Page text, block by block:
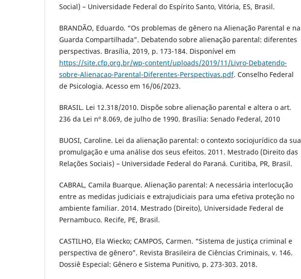
Social) – Universidade Federal do Espírito Santo, Vitória, ES, Brasil.
BRANDÃO, Eduardo. “Os problemas de gênero na Alienação Parental e na
Guarda Compartilhada”. Debatendo sobre alienação parental: diferentes
perspectivas. Brasília, 2019, p. 173-184. Disponível em
https://site.cfp.org.br/wp-content/uploads/2019/11/Livro-Debatendo-
sobre-Alienacao-Parental-Diferentes-Perspectivas.pdf. Conselho Federal
de Psicologia. Acesso em 16/06/2023.
BRASIL. Lei 12.318/2010. Dispõe sobre alienação parental e altera o art.
236 da Lei nº 8.069, de julho de 1990. Brasília: Senado Federal, 2010
BUOSI, Caroline. Lei da alienação parental: o contexto sociojurídico da sua
promulgação e uma análise dos seus efeitos. 2011. Mestrado (Direito das
Relações Sociais) – Universidade Federal do Paraná. Curitiba, PR, Brasil.
CABRAL, Camila Buarque. Alienação parental: A necessária interlocução
entre as medidas judiciais e extrajudiciais para uma efetiva proteção no
ambiente familiar. 2014. Mestrado (Direito), Universidade Federal de
Pernambuco. Recife, PE, Brasil.
CASTILHO, Ela Wiecko; CAMPOS, Carmen. “Sistema de justiça criminal e
perspectiva de gênero”. Revista Brasileira de Ciências Criminais, v. 146.
Dossiê Especial: Gênero e Sistema Punitivo, p. 273-303. 2018.